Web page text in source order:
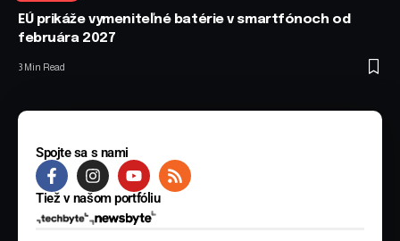
EÚ prikáže vymeniteľné batérie v smartfónoch od
februára 2027
3 Min Read
Spojte sa s nami
Tiež v našom portfóliu